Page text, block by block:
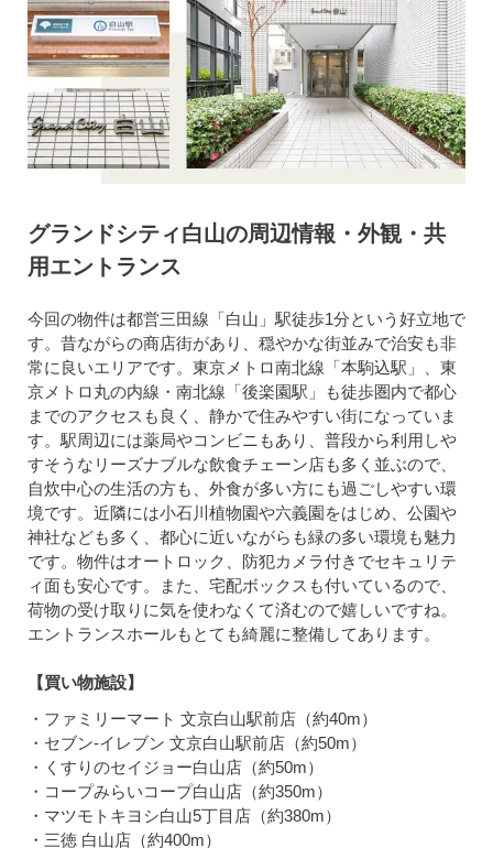
グランドシティ白山の周辺情報・外観・共
用エントランス
今回の物件は都営三田線「白山」駅徒歩1分という好立地で
す。昔ながらの商店街があり、穏やかな街並みで治安も非
常に良いエリアです。東京メトロ南北線「本駒込駅」、東
京メトロ丸の内線・南北線「後楽園駅」も徒歩圏内で都心
までのアクセスも良く、静かで住みやすい街になっていま
す。駅周辺には薬局やコンビニもあり、普段から利用しや
すそうなリーズナブルな飲食チェーン店も多く並ぶので、
自炊中心の生活の方も、外食が多い方にも過ごしやすい環
境です。近隣には小石川植物園や六義園をはじめ、公園や
神社なども多く、都心に近いながらも緑の多い環境も魅力
です。物件はオートロック、防犯カメラ付きでセキュリテ
ィ面も安心です。また、宅配ボックスも付いているので、
荷物の受け取りに気を使わなくて済むので嬉しいですね。
エントランスホールもとても綺麗に整備してあります。
【買い物施設】
・ファミリーマート 文京白山駅前店（約40m）
・セブン-イレブン 文京白山駅前店（約50m）
・くすりのセイジョー白山店（約50m）
・コープみらいコープ白山店（約350m）
・マツモトキヨシ白山5丁目店（約380m）
・三徳 白山店（約400m）